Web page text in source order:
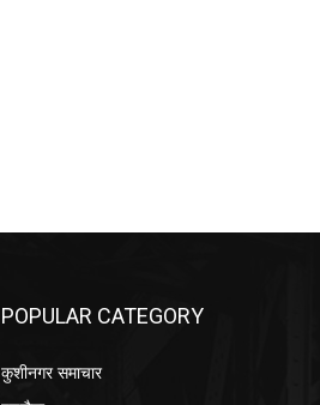
POPULAR CATEGORY
कुशीनगर समाचार